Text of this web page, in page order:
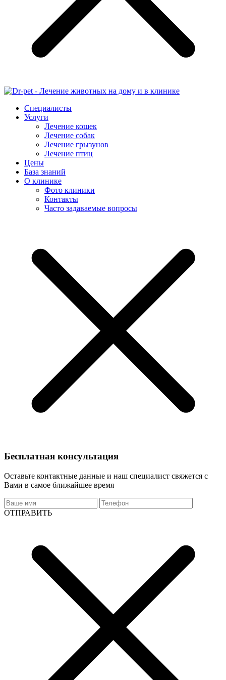
Специалисты
Услуги
Лечение кошек
Лечение собак
Лечение грызунов
Лечение птиц
Цены
База знаний
О клинике
Фото клиники
Контакты
Часто задаваемые вопросы
Бесплатная консультация
Оставьте контактные данные и наш специалист свяжется с
Вами в самое ближайшее время
ОТПРАВИТЬ